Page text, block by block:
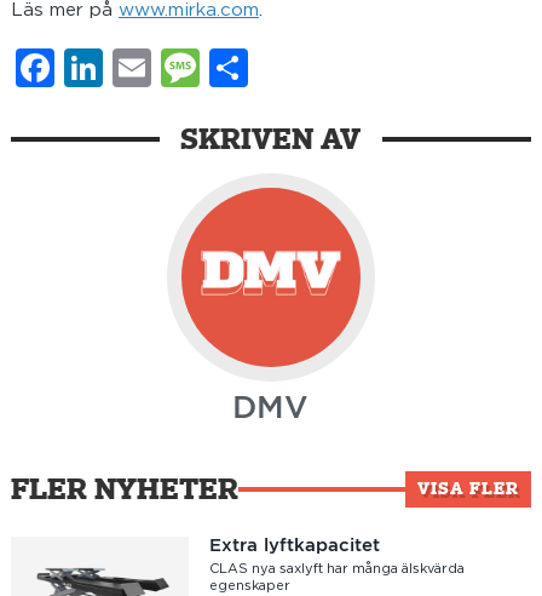
Läs mer på www.mirka.com.
Facebook
LinkedIn
EmailMessage
SKRIVEN AV
DMV
FLER NYHETER VISA FLER
Extra lyftkapacitet
CLAS nya saxlyft har många älskvärda
egenskaper